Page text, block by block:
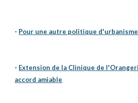
- Pour une autre politique d'urbanisme
- Extension de la Clinique de
accord amiable